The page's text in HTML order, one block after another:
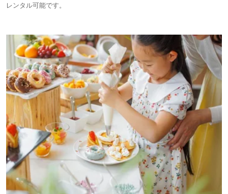
レンタル可能です。